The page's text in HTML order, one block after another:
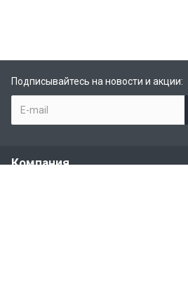
Подписывайтесь на новости и акции:
Компания